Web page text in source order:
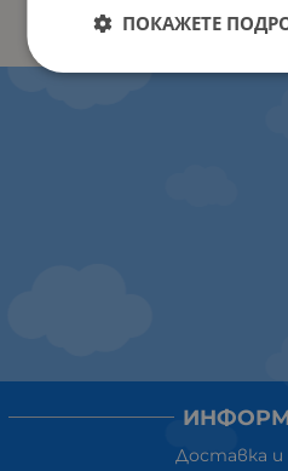
Доставка и
ПОКАЖЕТЕ